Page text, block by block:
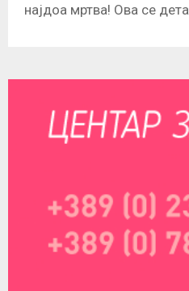
најдоа мртва! Ова се